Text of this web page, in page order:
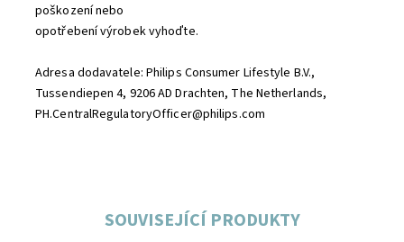
poškození nebo
opotřebení výrobek vyhoďte.
Adresa dodavatele: Philips Consumer Lifestyle B.V.,
Tussendiepen 4, 9206 AD Drachten, The Netherlands,
PH.CentralRegulatoryOfficer@philips.com
SOUVISEJÍCÍ PRODUKTY